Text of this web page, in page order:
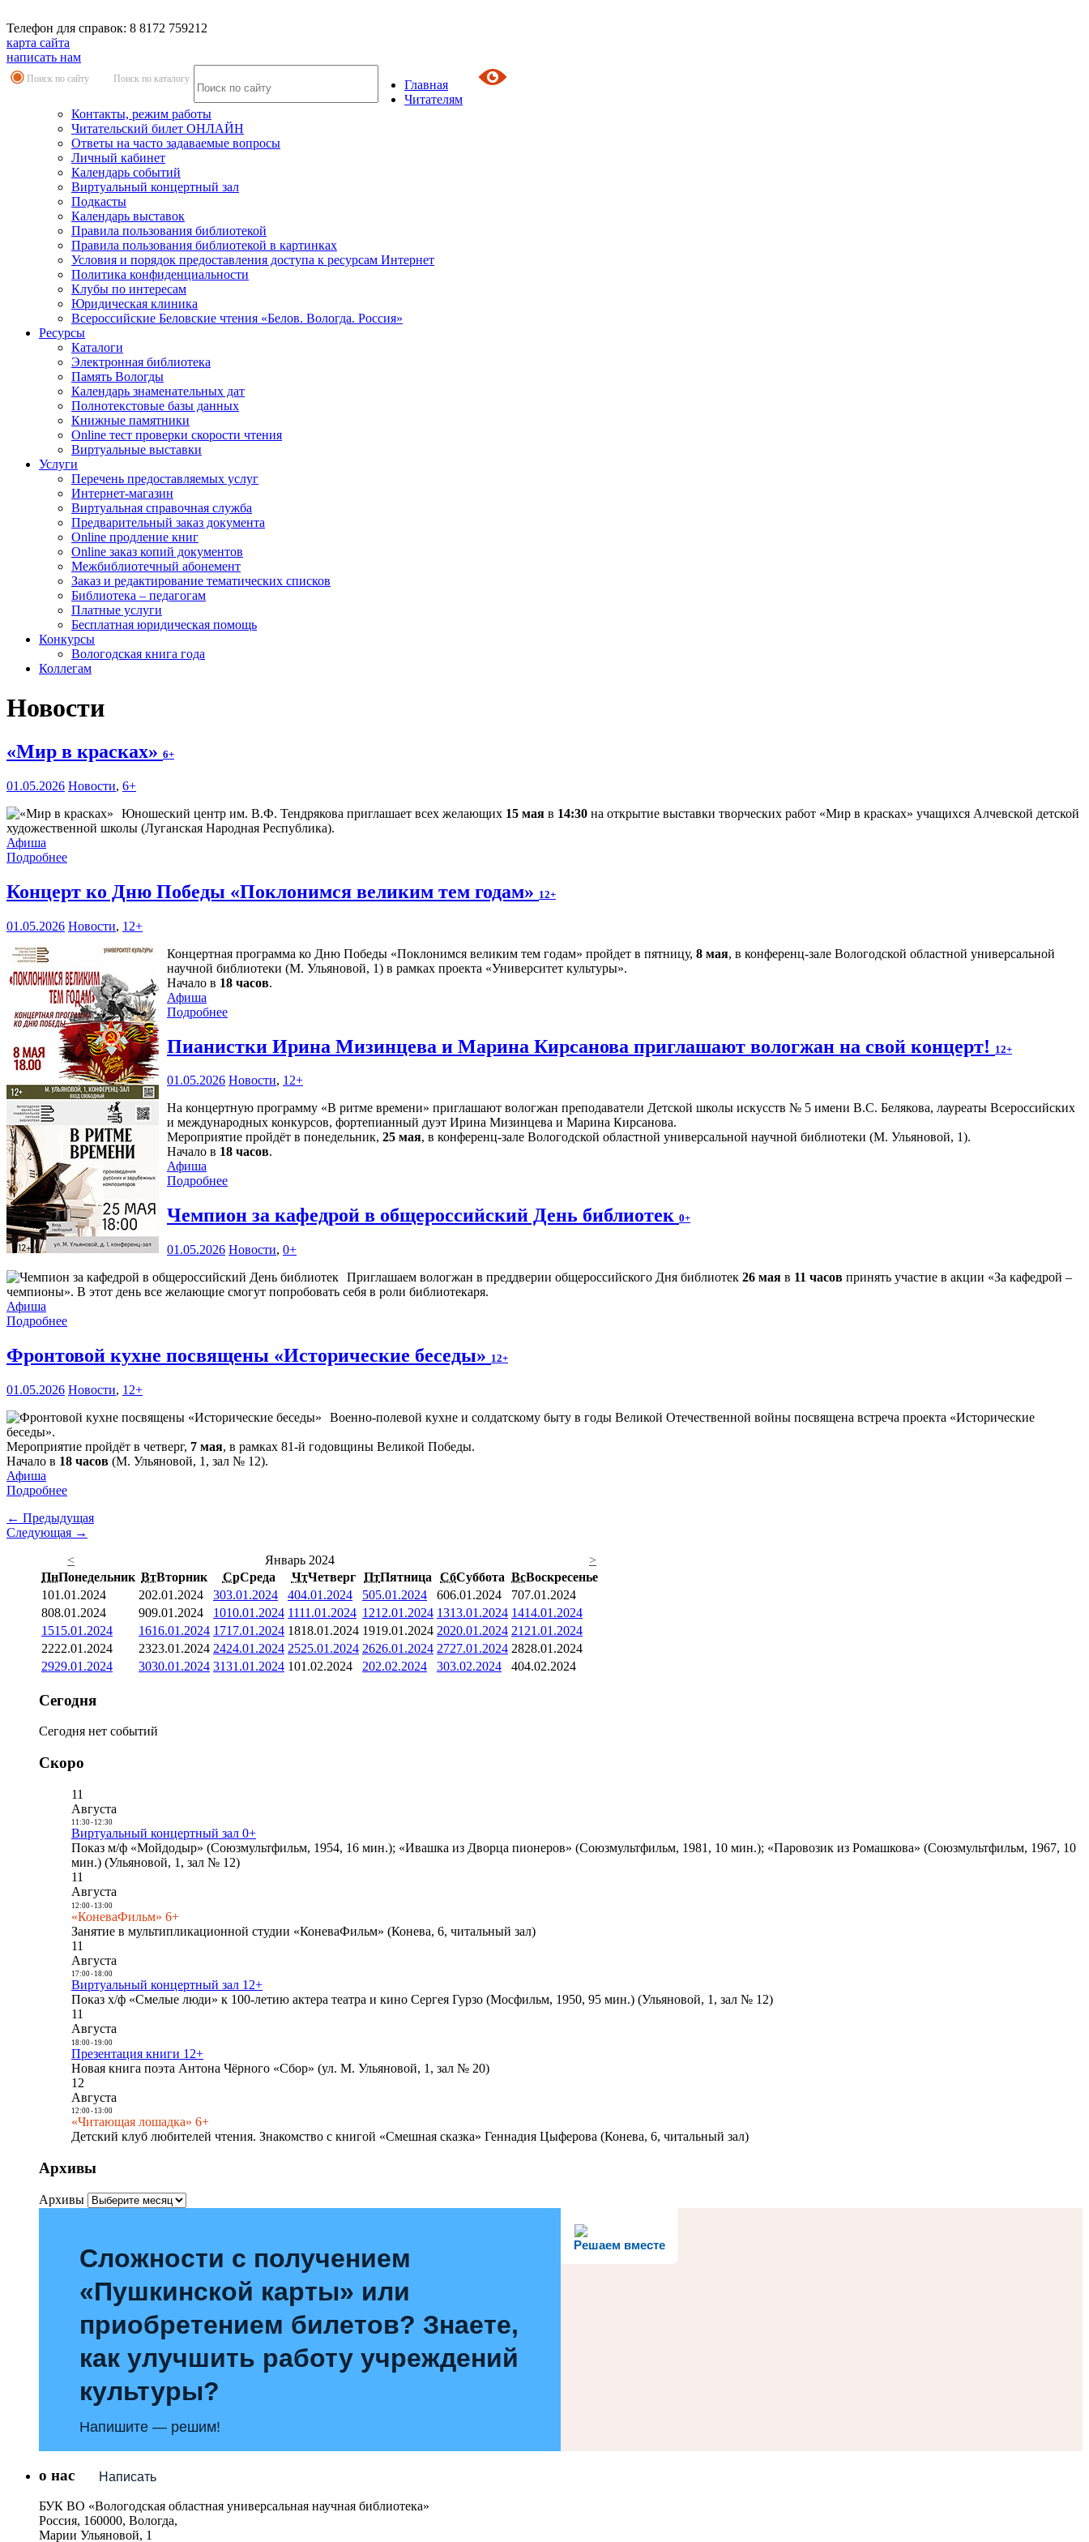
Телефон для справок: 8 8172 759212
карта сайта
написать нам
Поиск по сайту Поиск по каталогу
Главная
Читателям
Контакты, режим работы
Читательский билет ОНЛАЙН
Ответы на часто задаваемые вопросы
Личный кабинет
Календарь событий
Виртуальный концертный зал
Подкасты
Календарь выставок
Правила пользования библиотекой
Правила пользования библиотекой в картинках
Условия и порядок предоставления доступа к ресурсам Интернет
Политика конфиденциальности
Клубы по интересам
Юридическая клиника
Всероссийские Беловские чтения «Белов. Вологда. Россия»
Ресурсы
Каталоги
Электронная библиотека
Память Вологды
Календарь знаменательных дат
Полнотекстовые базы данных
Книжные памятники
Online тест проверки скорости чтения
Виртуальные выставки
Услуги
Перечень предоставляемых услуг
Интернет-магазин
Виртуальная справочная служба
Предварительный заказ документа
Online продление книг
Online заказ копий документов
Межбиблиотечный абонемент
Заказ и редактирование тематических списков
Библиотека – педагогам
Платные услуги
Бесплатная юридическая помощь
Конкурсы
Вологодская книга года
Коллегам
Новости
«Мир в красках» 6+
01.05.2026 Новости, 6+
Юношеский центр им. В.Ф. Тендрякова приглашает всех желающих 15 мая в 14:30 на открытие выставки творческих работ «Мир в красках» учащихся Алчевской детской
художественной школы (Луганская Народная Республика).
Афиша
Подробнее
Концерт ко Дню Победы «Поклонимся великим тем годам» 12+
01.05.2026 Новости, 12+
Концертная программа ко Дню Победы «Поклонимся великим тем годам» пройдет в пятницу, 8 мая, в конференц-зале Вологодской областной универсальной
научной библиотеки (М. Ульяновой, 1) в рамках проекта «Университет культуры».
Начало в 18 часов.
Афиша
Подробнее
Пианистки Ирина Мизинцева и Марина Кирсанова приглашают вологжан на свой концерт! 12+
01.05.2026 Новости, 12+
На концертную программу «В ритме времени» приглашают вологжан преподаватели Детской школы искусств № 5 имени В.С. Белякова, лауреаты Всероссийских
и международных конкурсов, фортепианный дуэт Ирина Мизинцева и Марина Кирсанова.
Мероприятие пройдёт в понедельник, 25 мая, в конференц-зале Вологодской областной универсальной научной библиотеки (М. Ульяновой, 1).
Начало в 18 часов.
Афиша
Подробнее
Чемпион за кафедрой в общероссийский День библиотек 0+
01.05.2026 Новости, 0+
Приглашаем вологжан в преддверии общероссийского Дня библиотек 26 мая в 11 часов принять участие в акции «За кафедрой –
чемпионы». В этот день все желающие смогут попробовать себя в роли библиотекаря.
Афиша
Подробнее
Фронтовой кухне посвящены «Исторические беседы» 12+
01.05.2026 Новости, 12+
Военно-полевой кухне и солдатскому быту в годы Великой Отечественной войны посвящена встреча проекта «Исторические
беседы».
Мероприятие пройдёт в четверг, 7 мая, в рамках 81-й годовщины Великой Победы.
Начало в 18 часов (М. Ульяновой, 1, зал № 12).
Афиша
Подробнее
← Предыдущая
Следующая →
<
Январь 2024
>
ПнПонедельник ВтВторник СрСреда ЧтЧетверг ПтПятница СбСуббота ВсВоскресенье
101.01.2024 202.01.2024 303.01.2024 404.01.2024 505.01.2024 606.01.2024 707.01.2024
808.01.2024 909.01.2024 1010.01.2024 1111.01.2024 1212.01.2024 1313.01.2024 1414.01.2024
1515.01.2024 1616.01.2024 1717.01.2024 1818.01.2024 1919.01.2024 2020.01.2024 21 21.01.2024
2222.01.2024 2323.01.2024 2424.01.2024 2525.01.2024 2626.01.2024 2727.01.2024 2828.01.2024
2929.01.2024 3030.01.2024 3131.01.2024 101.02.2024 202.02.2024 303.02.2024 404.02.2024
Сегодня
Сегодня нет событий
Скоро
11
Августа
11:30- 12:30
Виртуальный концертный зал 0+
Показ м/ф «Мойдодыр» (Союзмультфильм, 1954, 16 мин.); «Ивашка из Дворца пионеров» (Союзмультфильм, 1981, 10 мин.); «Паровозик из Ромашкова» (Союзмультфильм, 1967, 10
мин.) (Ульяновой, 1, зал № 12)
11
Августа
12:00- 13:00
«КоневаФильм» 6+
Занятие в мультипликационной студии «КоневаФильм» (Конева, 6, читальный зал)
11
Августа
17:00- 18:00
Виртуальный концертный зал 12+
Показ х/ф «Смелые люди» к 100-летию актера театра и кино Сергея Гурзо (Мосфильм, 1950, 95 мин.) (Ульяновой, 1, зал № 12)
11
Августа
18:00- 19:00
Презентация книги 12+
Новая книга поэта Антона Чёрного «Сбор» (ул. М. Ульяновой, 1, зал № 20)
12
Августа
12:00- 13:00
«Читающая лошадка» 6+
Детский клуб любителей чтения. Знакомство с книгой «Смешная сказка» Геннадия Цыферова (Конева, 6, читальный зал)
Архивы
Архивы
Решаем вместе
Сложности с получением
«Пушкинской карты» или
приобретением билетов? Знаете,
как улучшить работу учреждений
культуры?
Напишите — решим!
Написать
о нас
БУК ВО «Вологодская областная универсальная научная библиотека»
Россия, 160000, Вологда,
Марии Ульяновой, 1